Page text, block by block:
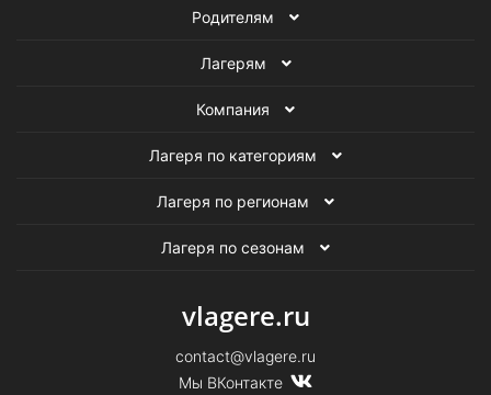
Лагеря в Санкт-Петербурге на январь
Образовательные лагеря на январь
Творческие лагеря на январь
Родителям
Лагерям
Компания
Лагеря по категориям
Лагеря по регионам
Лагеря по сезонам
vlagere.ru
contact@vlagere.ru
Мы ВКонтакте